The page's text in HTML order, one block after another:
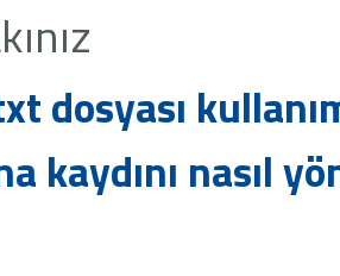
dosyası
kaydını nasıl